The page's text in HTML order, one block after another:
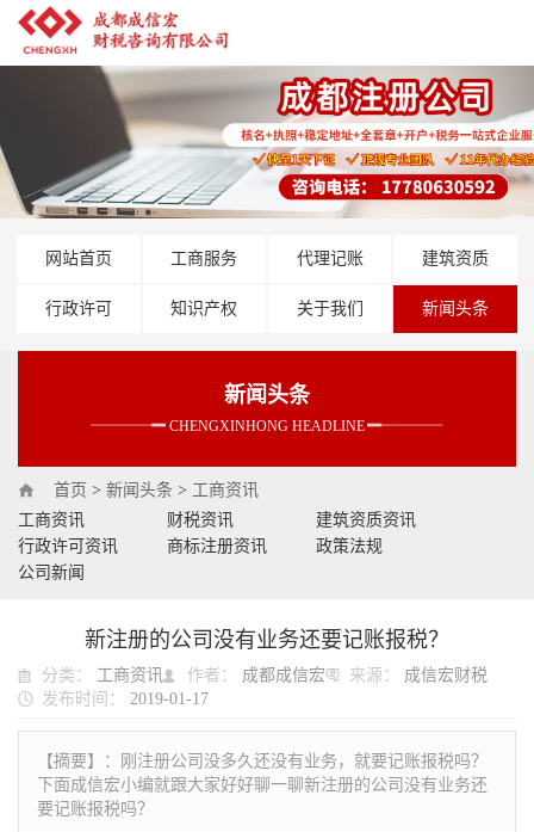
网站首页 工商服务 代理记账 建筑资质
行政许可 知识产权 关于我们 新闻头条
新闻头条
CHENGXINHONG HEADLINE
首页 > 新闻头条 > 工商资讯
工商资讯
财税资讯
建筑资质资讯
行政许可资讯
商标注册资讯
政策法规
公司新闻
新注册的公司没有业务还要记账报税？
分类： 工商资讯 作者： 成都成信宏 来源：
成信宏财税
发布时间：
2019-01-17
【摘要】：
刚注册公司没多久还没有业务，就要记账报税吗？
下面成信宏小编就跟大家好好聊一聊新注册的公司没有业务还
要记账报税吗？